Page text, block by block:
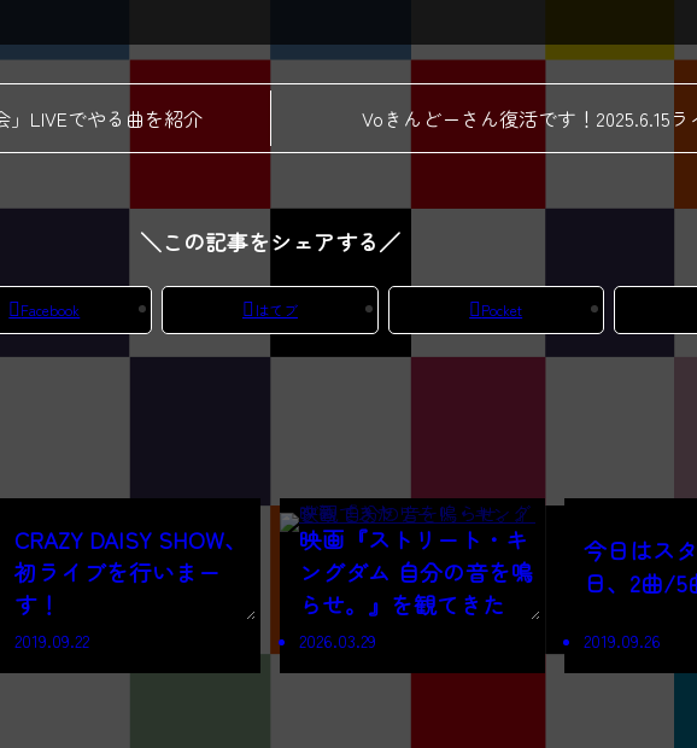
」LIVEでやる曲を紹介 Voきんどーさん復活です！2025.6.15
＼この記事をシェアする／
Facebook はてブ Pocket
CRAZY DAISY SHOW、
初ライブを行いまー
す！
2019.09.22
映画『ストリート・キ
ングダム 自分の音を鳴
らせ。』を観てきた
2026.03.29
今日はス
日、2曲/5
2019.09.26